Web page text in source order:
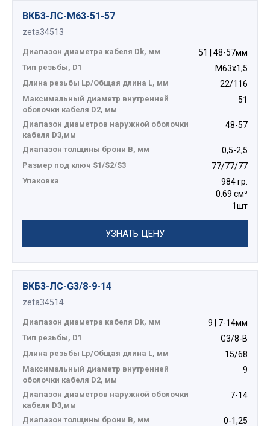
ВКБ3-ЛС-M63-51-57
zeta34513
Диапазон диаметра кабеля Dk, мм 51 | 48-57мм
Тип резьбы, D1 М63х1,5
Длина резьбы Lp/Общая длина L, мм 22/116
Максимальный диаметр внутренней
оболочки кабеля D2, мм
51
Диапазон диаметров наружной оболочки
кабеля D3,мм
48-57
Диапазон толщины брони В, мм 0,5-2,5
Размер под ключ S1/S2/S3 77/77/77
Упаковка
984 гр.
0.69 см³
1шт
УЗНАТЬ ЦЕНУ
ВКБ3-ЛС-G3/8-9-14
zeta34514
Диапазон диаметра кабеля Dk, мм 9 | 7-14мм
Тип резьбы, D1 G3/8-B
Длина резьбы Lp/Общая длина L, мм 15/68
Максимальный диаметр внутренней
оболочки кабеля D2, мм
9
Диапазон диаметров наружной оболочки
кабеля D3,мм
7-14
Диапазон толщины брони В, мм 0-1,25